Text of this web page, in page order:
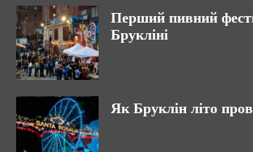
Перший пивний
Брукліні
Як Бруклін літо